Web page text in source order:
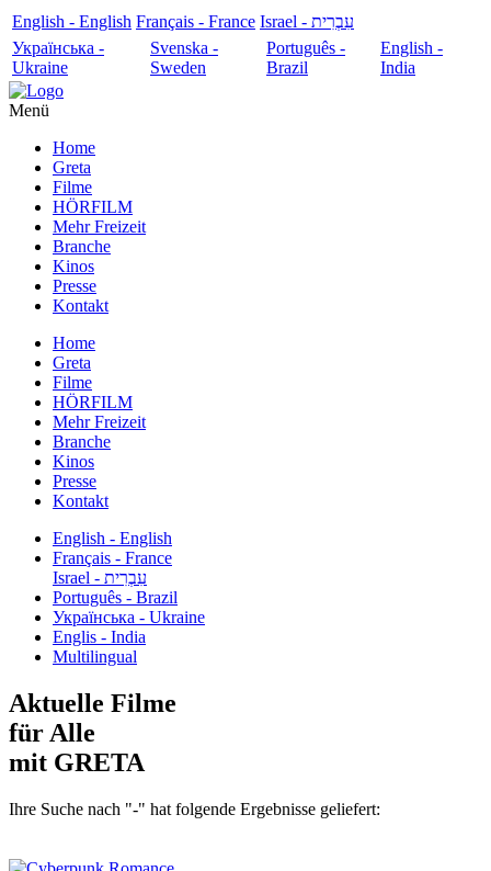
English - English Français - France
עִבְרִית - Israel
Українська -
Ukraine
Svenska -
Sweden
Português -
Brazil
English -
India
Menü
Home
Greta
Filme
HÖRFILM
Mehr Freizeit
Branche
Kinos
Presse
Kontakt
Home
Greta
Filme
HÖRFILM
Mehr Freizeit
Branche
Kinos
Presse
Kontakt
English - English
Français - France
עִבְרִית - Israel
Português - Brazil
Українська - Ukraine
Englis - India
Multilingual
Aktuelle Filme
für Alle
mit GRETA
Ihre Suche nach "-" hat folgende Ergebnisse geliefert: